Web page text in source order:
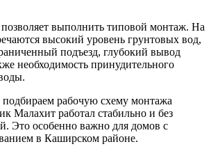
выполнить типовой монтаж. На
высокий уровень грунтовых вод,
подъезд, глубокий вывод
необходимость принудительного
рабочую схему монтажа
Малахит работал стабильно и без
Это особенно важно для домов с
в Каширском районе.